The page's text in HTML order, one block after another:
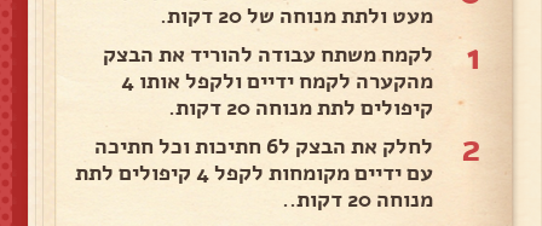
מעט ולתת מנוחה של 20 דקות.
1
לקמח משתח עבודה להוריד את הבצק
מהקערה לקמח ידיים ולקפל אותו 4
קיפולים לתת מנוחה 20 דקות.
2
לחלק את הבצק ל6 חתיכות וכל חתיכה
עם ידיים מקומחות לקפל 4 קיפולים לתת
מנוחה 20 דקות..